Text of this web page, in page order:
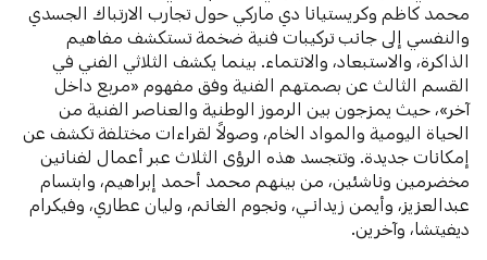
محمد كاظم وكريستيانا دي ماركي حول تجارب الارتباك الجسدي
والنفسي إلى جانب تركيبات فنية ضخمة تستكشف مفاهيم
الذاكرة، والاستبعاد، والانتماء. بينما يكشف الثلاثي الفني في
القسم الثالث عن بصمتهم الفنية وفق مفهوم «مربع داخل
آخر»، حيث يمزجون بين الرموز الوطنية والعناصر الفنية من
الحياة اليومية والمواد الخام، وصولاً لقراءات مختلفة تكشف عن
إمكانات جديدة. وتتجسد هذه الرؤى الثلاث عبر أعمال لفنانين
مخضرمين وناشئين، من بينهم محمد أحمد إبراهيم، وابتسام
عبدالعزيز، وأيمن زيدانـي، ونجوم الغانم، وليان عطاري، وفيكرام
ديفيتشا، وآخرين.